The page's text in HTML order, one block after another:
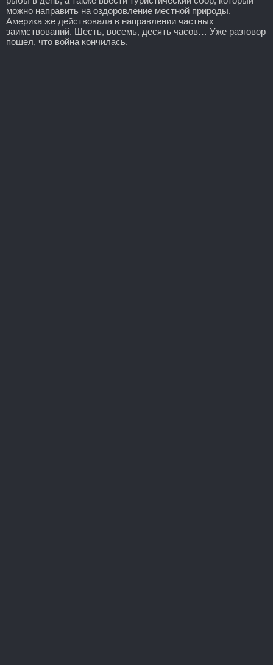
можно направить на оздоровление местной природы.
Америка же действовала в направлении частных
заимствований. Шесть, восемь, десять часов… Уже разговор
пошел, что война кончилась.